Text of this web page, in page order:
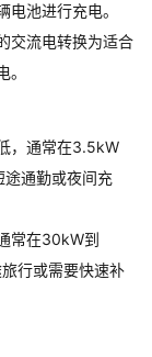
电池进行充电。
交流电转换为适合
。
，通常在3.5kW
途通勤或夜间充
常在30kW到
行或需要快速补